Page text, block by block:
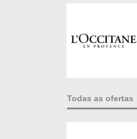
Todas as ofertas